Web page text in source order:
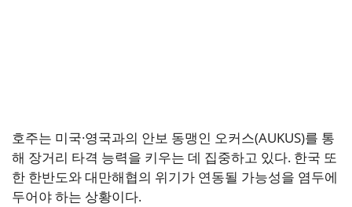
호주는 미국·영국과의 안보 동맹인 오커스(AUKUS)를 통
해 장거리 타격 능력을 키우는 데 집중하고 있다. 한국 또
한 한반도와 대만해협의 위기가 연동될 가능성을 염두에
두어야 하는 상황이다.